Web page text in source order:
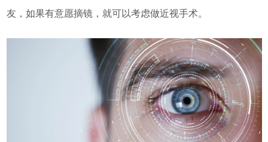
友，如果有意愿摘镜，就可以考虑做近视手术。